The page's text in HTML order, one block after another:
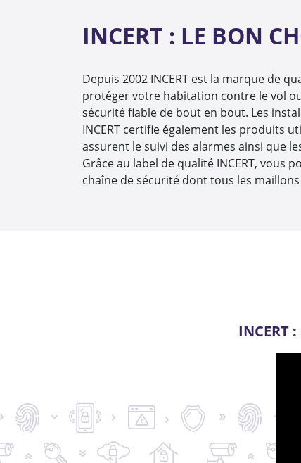
INCERT : LE BON
Depuis 2002 INCERT est la marque de
protéger votre habitation contre le vol
sécurité fiable de bout en bout. Les
INCERT certifie également les produits
assurent le suivi des alarmes ainsi que
Grâce au label de qualité INCERT, vous
chaîne de sécurité dont tous les
INCERT